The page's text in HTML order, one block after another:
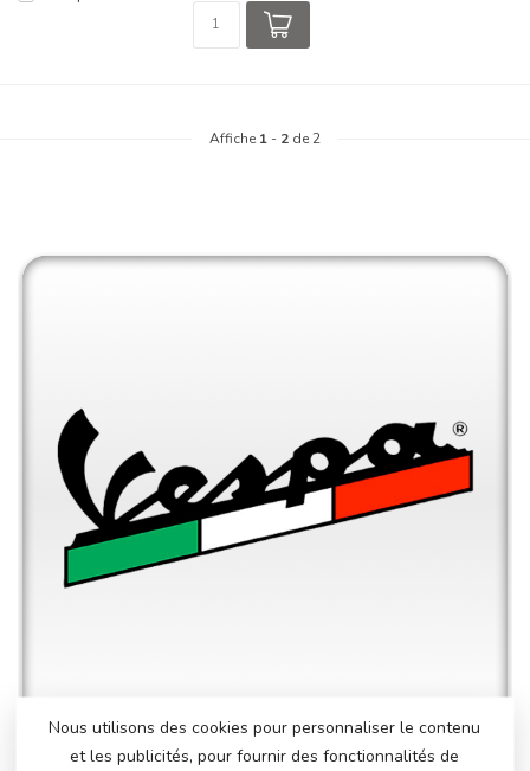
Affiche 1 - 2 de 2
Vous recherchez un scooter électrique pour enfants Vespa?
Nous utilisons des cookies pour personnaliser le contenu
et les publicités, pour fournir des fonctionnalités de